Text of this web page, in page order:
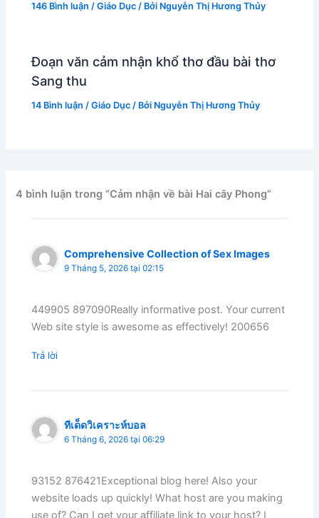
146 Bình luận /Giáo Dục / Bởi Nguyễn Thị Hương Thủy
Đoạn văn cảm nhận khổ thơ đầu bài thơ
Sang thu
14 Bình luận /Giáo Dục / Bởi Nguyễn Thị Hương Thủy
4 bình luận trong “Cảm nhận về bài Hai cây Phong”
Comprehensive Collection of Sex Images
9 Tháng 5, 2026 tại 02:15
449905 897090Really informative post. Your current
Web site style is awesome as effectively! 200656
Trả lời
ทีเด็ดวิเคราะห์บอล
6 Tháng 6, 2026 tại 06:29
93152 876421Exceptional blog here! Also your
website loads up quickly! What host are you making
use of? Can I get your affiliate link to your host? I